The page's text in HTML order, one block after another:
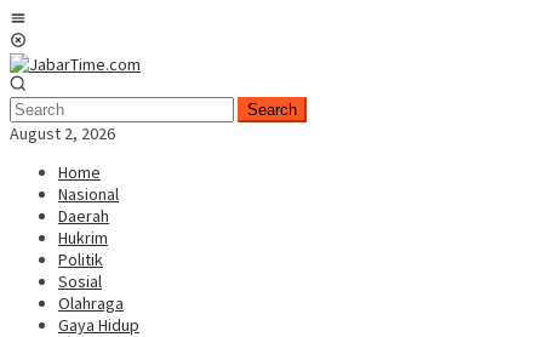
Skip
to
content
Search
August 2, 2026
Home
Nasional
Daerah
Hukrim
Politik
Sosial
Olahraga
Gaya Hidup